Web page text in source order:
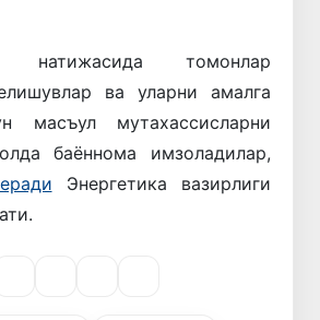
натижасида томонлар
ва уларни амалга
масъул мутахассисларни
баённома имзоладилар,
Энергетика вазирлиги